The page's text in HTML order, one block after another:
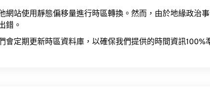
網站使用靜態偏移量進行時區轉換。然而，由於地緣政治
錯。
會定期更新時區資料庫，以確保我們提供的時間資訊100%